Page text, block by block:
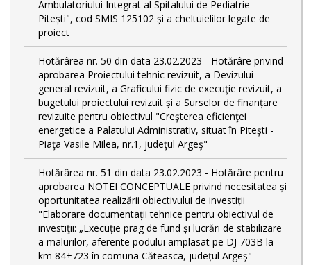
Ambulatoriului Integrat al Spitalului de Pediatrie
Pitești", cod SMIS 125102 și a cheltuielilor legate de
proiect
Hotărârea nr. 50 din data 23.02.2023 - Hotărâre privind
aprobarea Proiectului tehnic revizuit, a Devizului
general revizuit, a Graficului fizic de execuţie revizuit, a
bugetului proiectului revizuit și a Surselor de finanțare
revizuite pentru obiectivul "Creşterea eficienţei
energetice a Palatului Administrativ, situat în Piteşti -
Piaţa Vasile Milea, nr.1, judeţul Argeş"
Hotărârea nr. 51 din data 23.02.2023 - Hotărâre pentru
aprobarea NOTEI CONCEPTUALE privind necesitatea și
oportunitatea realizării obiectivului de investiții
"Elaborare documentații tehnice pentru obiectivul de
investiţii: „Execuție prag de fund și lucrări de stabilizare
a malurilor, aferente podului amplasat pe DJ 703B la
km 84+723 în comuna Căteasca, județul Argeș"